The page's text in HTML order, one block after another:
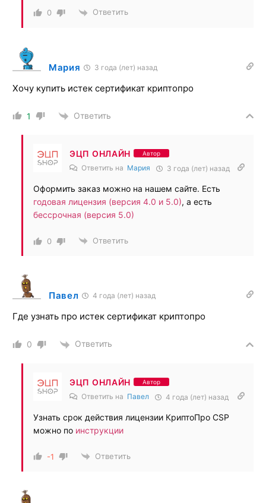
0 Ответить
Мария 3 года (лет) назад
Хочу купить истек сертификат криптопро
1 Ответить
ЭЦП ОНЛАЙН Автор
Ответить на Мария 3 года (лет) назад
Оформить заказ можно на нашем сайте. Есть
годовая лицензия (версия 4.0 и 5.0), а есть
бессрочная (версия 5.0)
0 Ответить
Павел 4 года (лет) назад
Где узнать про истек сертификат криптопро
0 Ответить
ЭЦП ОНЛАЙН Автор
Ответить на Павел 4 года (лет) назад
Узнать срок действия лицензии КриптоПро CSP
можно по инструкции
-1 Ответить